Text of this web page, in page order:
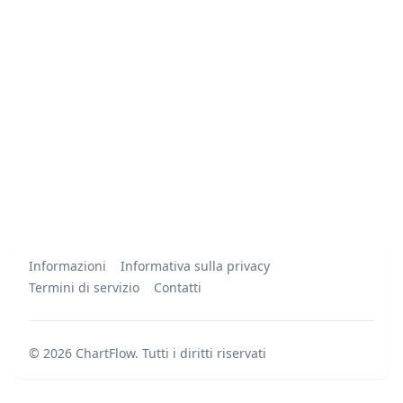
Informazioni
Informativa sulla privacy
Termini di servizio
Contatti
© 2026 ChartFlow. Tutti i diritti riservati